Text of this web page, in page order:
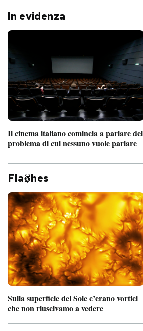
In evidenza
Il cinema italiano comincia a parlare del
problema di cui nessuno vuole parlare
Fla hes
Sulla superficie del Sole c’erano vortici
che non riuscivamo a vedere